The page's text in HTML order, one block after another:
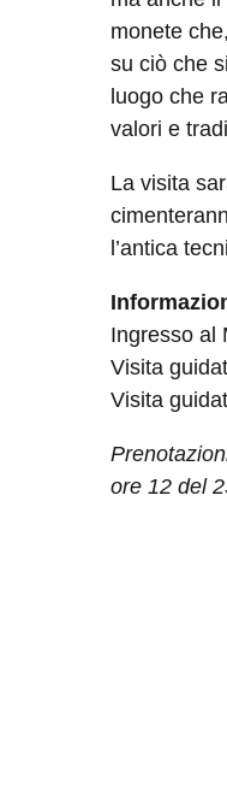
monete
su ciò che
luogo che
valori e
La visita
l’antica
Ingresso al
Visita
Visita
ore 12 del